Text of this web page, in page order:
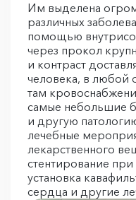
Им выделена
различных
помощью
через прокол
и контраст
человека, в любой
там
самые небольшие
и другую
лечебные
лекарственного
стентирование при
установка
сердца и другие